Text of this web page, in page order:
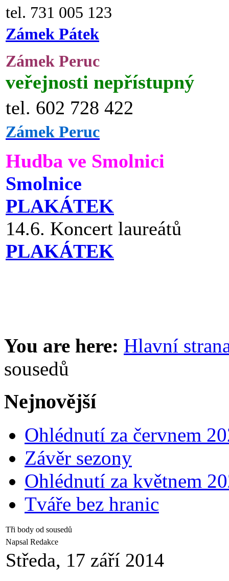
tel. 731 005 123
Zámek Pátek
Zámek Peruc
veřejnosti nepřístupný
tel. 602 728 422
Zámek Peruc
Hudba ve Smolnici
Smolnice
PLAKÁTEK
14.6. Koncert laureátů
PLAKÁTEK
You are here: Hlavní
sousedů
Nejnovější
Ohlédnutí za červnem
Závěr sezony
Ohlédnutí za květnem
Tváře bez hranic
Tři body od sousedů
Napsal Redakce
Středa, 17 září 2014